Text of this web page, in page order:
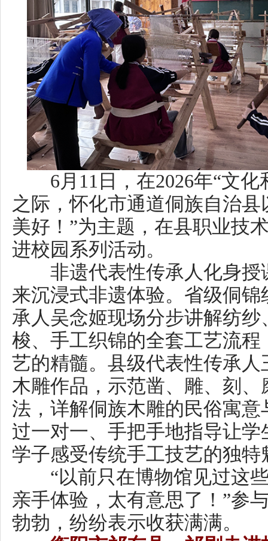
6月11日，在2026年“文化和
之际，怀化市通道侗族自治县以
美好！”为主题，在县职业技术
进校园系列活动。
非遗代表性传承人化身授课
来沉浸式非遗体验。省级侗锦织
承人吴念姬现场分步讲解纺纱、
梭、手工织锦的全套工艺流程，
艺的精髓。县级代表性传承人王
木雕作品，示范凿、雕、刻、磨
法，详解侗族木雕的民俗寓意与
过一对一、手把手地指导让学生
学子感受传统手工技艺的独特魅
“以前只在博物馆见过这些非
亲手体验，太有意思了！”参与
勃勃，纷纷表示收获满满。
衡阳市祁东县：祁剧走进校
心